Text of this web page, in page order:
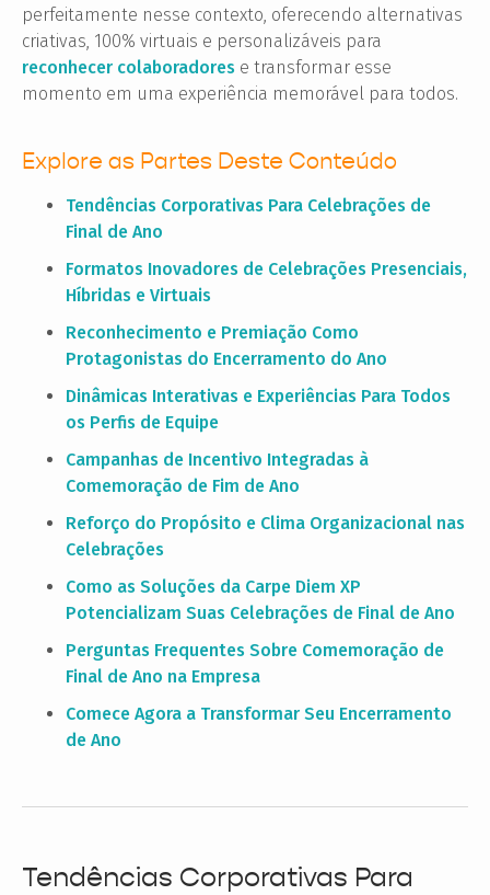
perfeitamente nesse contexto, oferecendo alternativas
criativas, 100% virtuais e personalizáveis para
reconhecer colaboradores e transformar esse
momento em uma experiência memorável para todos.
Explore as Partes Deste Conteúdo
Tendências Corporativas Para Celebrações de
Final de Ano
Formatos Inovadores de Celebrações Presenciais,
Híbridas e Virtuais
Reconhecimento e Premiação Como
Protagonistas do Encerramento do Ano
Dinâmicas Interativas e Experiências Para Todos
os Perfis de Equipe
Campanhas de Incentivo Integradas à
Comemoração de Fim de Ano
Reforço do Propósito e Clima Organizacional nas
Celebrações
Como as Soluções da Carpe Diem XP
Potencializam Suas Celebrações de Final de Ano
Perguntas Frequentes Sobre Comemoração de
Final de Ano na Empresa
Comece Agora a Transformar Seu Encerramento
de Ano
Tendências Corporativas Para